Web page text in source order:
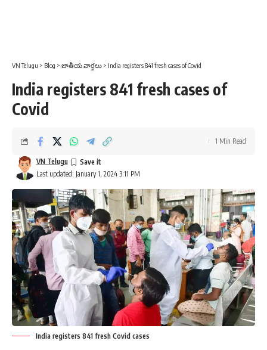
VN Telugu > Blog > జాతీయ వార్తలు > India registers 841 fresh cases of Covid
India registers 841 fresh cases of
Covid
Last updated: January 1, 2024 3:11 PM
VN Telugu
1 Min Read
India registers 841 fresh Covid cases